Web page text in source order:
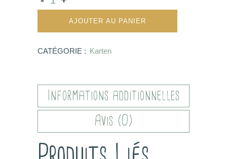
AJOUTER AU PANIER
CATÉGORIE : Karten
Informations additionnelles
Avis (0)